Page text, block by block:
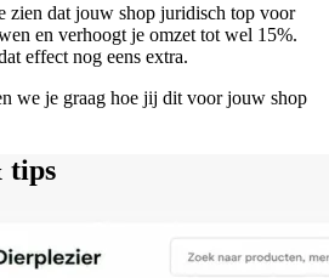
zien dat jouw shop juridisch top voor
en verhoogt je omzet tot wel 15%.
effect nog eens extra.
we je graag hoe jij dit voor jouw shop
tips